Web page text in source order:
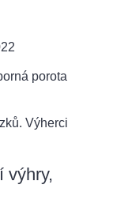
porota
Výherci
výhry,